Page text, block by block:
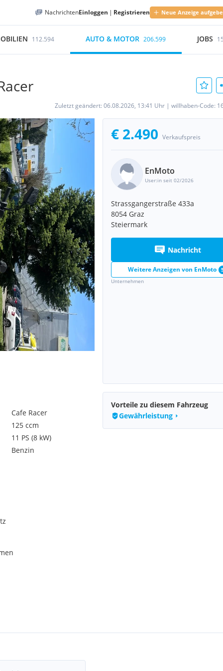
NachrichtenEinloggen | Registrieren Neue Anzeige
112.594 AUTO & MOTOR 206.599 JOBS
Zuletzt geändert: 06.08.2026, 13:41 Uhr | willhaben-Code:
€ 2.490 Verkaufspreis
EnMoto
User:in seit 02/2026
Strassgangerstraße 433a
8054 Graz
Steiermark
Nachricht
Weitere Anzeigen von EnMoto
Unternehmen
Cafe Racer
125 ccm
11 PS (8 kW)
Benzin
Vorteile zu diesem Fahrzeug
Gewährleistung